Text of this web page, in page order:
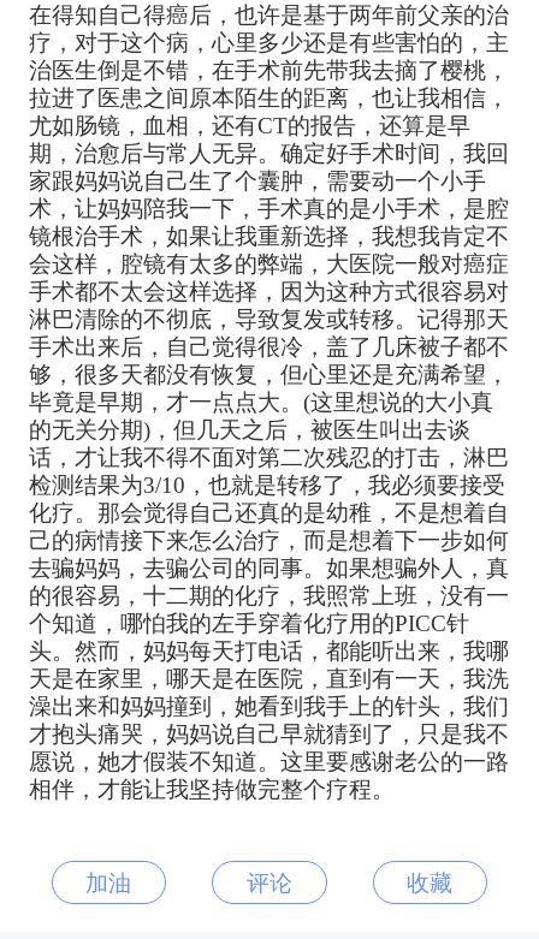
在得知自己得癌后，也许是基于两年前父亲的治
疗，对于这个病，心里多少还是有些害怕的，主
治医生倒是不错，在手术前先带我去摘了樱桃，
拉进了医患之间原本陌生的距离，也让我相信，
尤如肠镜，血相，还有CT的报告，还算是早
期，治愈后与常人无异。确定好手术时间，我回
家跟妈妈说自己生了个囊肿，需要动一个小手
术，让妈妈陪我一下，手术真的是小手术，是腔
镜根治手术，如果让我重新选择，我想我肯定不
会这样，腔镜有太多的弊端，大医院一般对癌症
手术都不太会这样选择，因为这种方式很容易对
淋巴清除的不彻底，导致复发或转移。记得那天
手术出来后，自己觉得很冷，盖了几床被子都不
够，很多天都没有恢复，但心里还是充满希望，
毕竟是早期，才一点点大。(这里想说的大小真
的无关分期)，但几天之后，被医生叫出去谈
话，才让我不得不面对第二次残忍的打击，淋巴
检测结果为3/10，也就是转移了，我必须要接受
化疗。那会觉得自己还真的是幼稚，不是想着自
己的病情接下来怎么治疗，而是想着下一步如何
去骗妈妈，去骗公司的同事。如果想骗外人，真
的很容易，十二期的化疗，我照常上班，没有一
个知道，哪怕我的左手穿着化疗用的PICC针
头。然而，妈妈每天打电话，都能听出来，我哪
天是在家里，哪天是在医院，直到有一天，我洗
澡出来和妈妈撞到，她看到我手上的针头，我们
才抱头痛哭，妈妈说自己早就猜到了，只是我不
愿说，她才假装不知道。这里要感谢老公的一路
相伴，才能让我坚持做完整个疗程。
加油 评论 收藏